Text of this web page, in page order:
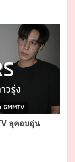
ลุคอบอุ่น